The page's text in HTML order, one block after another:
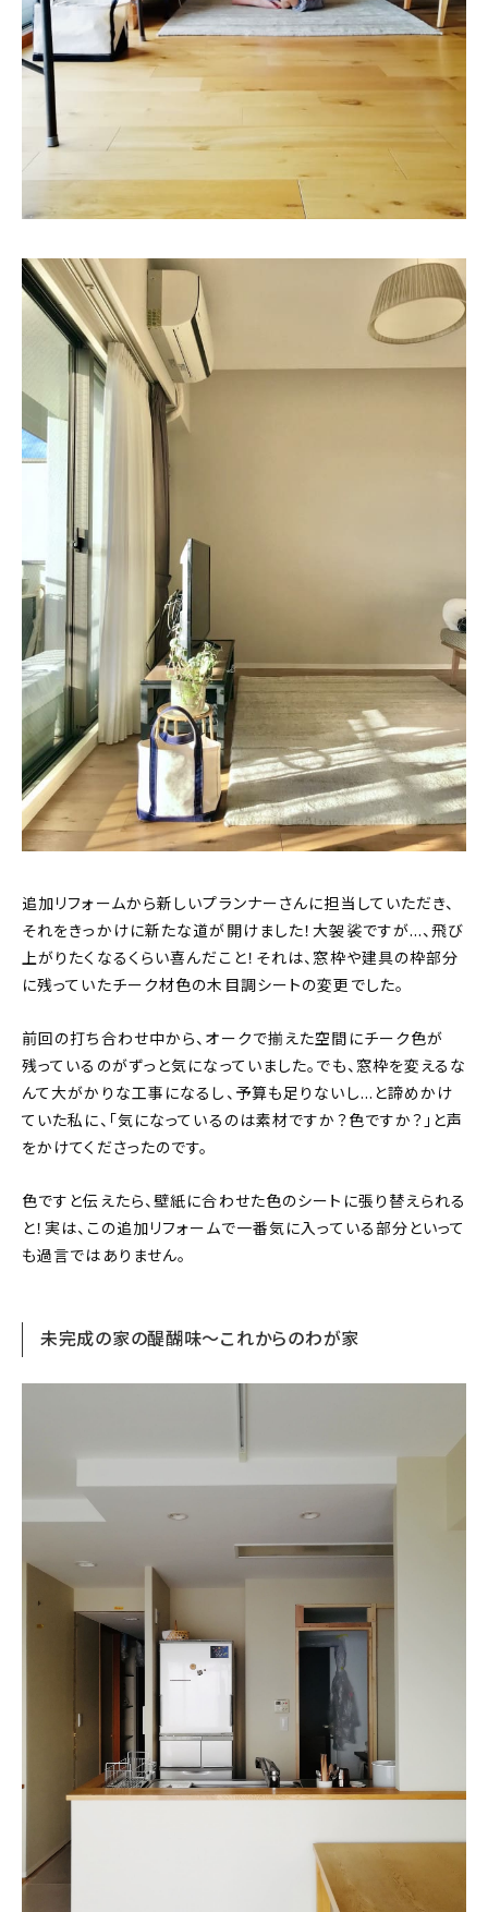
追加リフォームから新しいプランナーさんに担当していただき、
それをきっかけに新たな道が開けました！大袈裟ですが…、飛び
上がりたくなるくらい喜んだこと！それは、窓枠や建具の枠部分
に残っていたチーク材色の木目調シートの変更でした。
前回の打ち合わせ中から、オークで揃えた空間にチーク色が
残っているのがずっと気になっていました。でも、窓枠を変えるな
んて大がかりな工事になるし、予算も足りないし…と諦めかけ
ていた私に、「気になっているのは素材ですか？色ですか？」と声
をかけてくださったのです。
色ですと伝えたら、壁紙に合わせた色のシートに張り替えられる
と！実は、この追加リフォームで一番気に入っている部分といって
も過言ではありません。
未完成の家の醍醐味〜これからのわが家